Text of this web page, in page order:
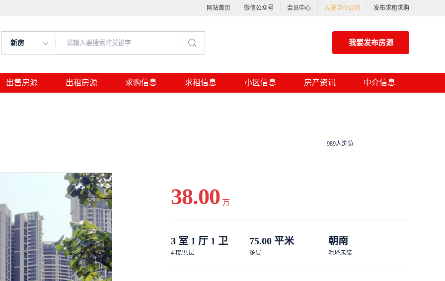
网站首页 微信公众号 会员中心 入驻中介公司 发布求租求购
新房 我要发布房源
出售房源 出租房源 求购信息 求租信息 小区信息 房产资讯 中介信息
989人浏览
38.00 万
3 室 1 厅 1 卫
4 楼/共层
75.00 平米
多层
朝南
毛坯未装